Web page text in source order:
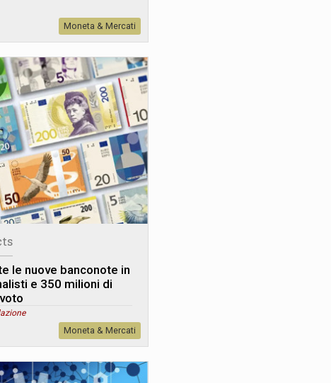
Moneta & Mercati
le nuove banconote in
e 350 milioni di
Moneta & Mercati